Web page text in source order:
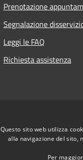
Prenotazione
Segnalazione
Leggi le FAQ
Richiesta assistenza
Questo sito web utilizza
alla navigazione del sito,
Per